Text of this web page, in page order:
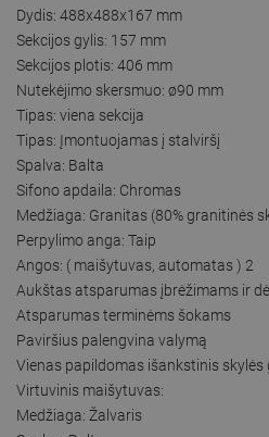
Dydis: 488x488x167 mm
Sekcijos gylis: 157 mm
Sekcijos plotis: 406 mm
Nutekėjimo skersmuo: ø90 mm
Tipas: viena sekcija
Tipas: Įmontuojamas į stalviršį
Spalva: Balta
Sifono apdaila: Chromas
Medžiaga: Granitas (80% granitinės
Perpylimo anga: Taip
Angos: ( maišytuvas, automatas ) 2
Aukštas atsparumas įbrėžimams ir
Atsparumas terminėms šokams
Paviršius palengvina valymą
Vienas papildomas išankstinis skylės
Virtuvinis maišytuvas:
Medžiaga: Žalvaris